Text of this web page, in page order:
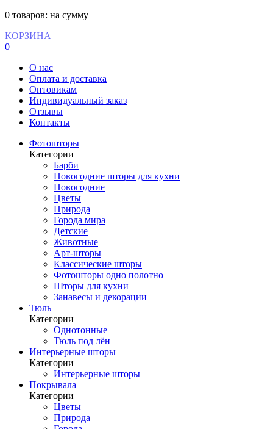
0 товаров: на сумму
КОРЗИНА
0
О нас
Оплата и доставка
Оптовикам
Индивидуальный заказ
Отзывы
Контакты
Фотошторы
Категории
Барби
Новогодние шторы для кухни
Новогодние
Цветы
Природа
Города мира
Детские
Животные
Арт-шторы
Классические шторы
Фотошторы одно полотно
Шторы для кухни
Занавесы и декорации
Тюль
Категории
Однотонные
Тюль под лён
Интерьерные шторы
Категории
Интерьерные шторы
Покрывала
Категории
Цветы
Природа